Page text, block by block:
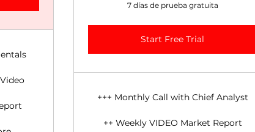
7 días de prueba gratuita
Start Free Trial
+++ Monthly Call with Chief Analyst
++ Weekly VIDEO Market Report